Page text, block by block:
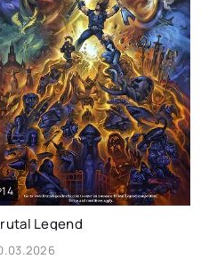
Legend
14